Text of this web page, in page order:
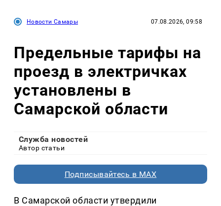
Новости Самары 07.08.2026, 09:58
Предельные тарифы на
проезд в электричках
установлены в
Самарской области
Служба новостей
Автор статьи
Подписывайтесь в MAX
В Самарской области утвердили